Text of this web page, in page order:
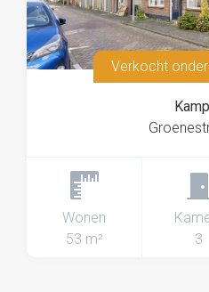
Verkocht
Wonen
53 m²
3